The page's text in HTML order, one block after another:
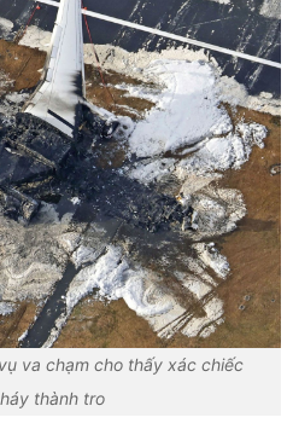
va chạm cho thấy xác chiếc
thành tro